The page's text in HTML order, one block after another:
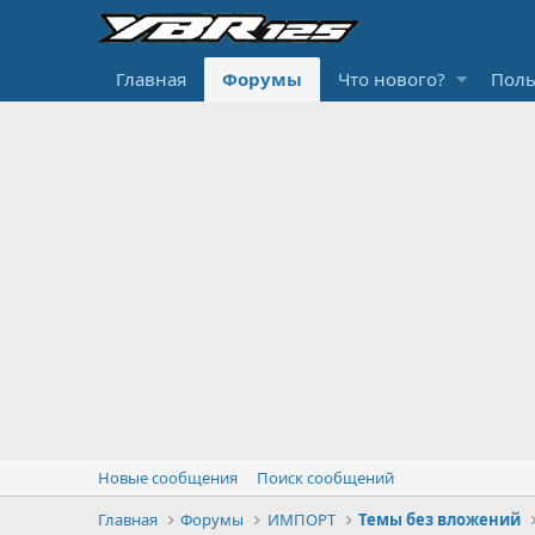
Главная Форумы Что нового?
Новые сообщения
Поиск сообщений
Главная
Форумы ИМПОРТ Темы без вложений